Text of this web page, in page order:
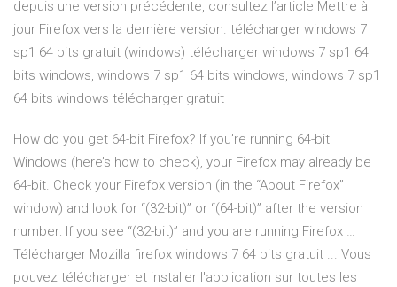
depuis une version précédente, consultez l’article Mettre à
jour Firefox vers la dernière version. télécharger windows 7
sp1 64 bits gratuit (windows) télécharger windows 7 sp1 64
bits windows, windows 7 sp1 64 bits windows, windows 7 sp1
64 bits windows télécharger gratuit
How do you get 64-bit Firefox? If you’re running 64-bit
Windows (here’s how to check), your Firefox may already be
64-bit. Check your Firefox version (in the “About Firefox”
window) and look for “(32-bit)” or “(64-bit)” after the version
number: If you see “(32-bit)” and you are running Firefox …
Télécharger Mozilla firefox windows 7 64 bits gratuit ... Vous
pouvez télécharger et installer l'application sur toutes les